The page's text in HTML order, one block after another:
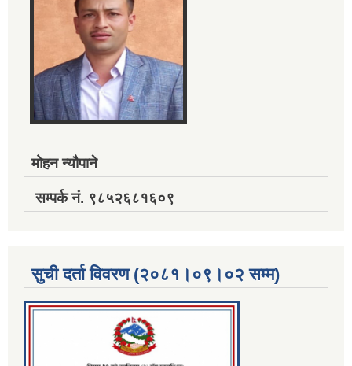
मोहन न्यौपाने
सम्पर्क नं. ९८५२६८१६०९
सुची दर्ता विवरण (२०८१।०९।०२ सम्म)